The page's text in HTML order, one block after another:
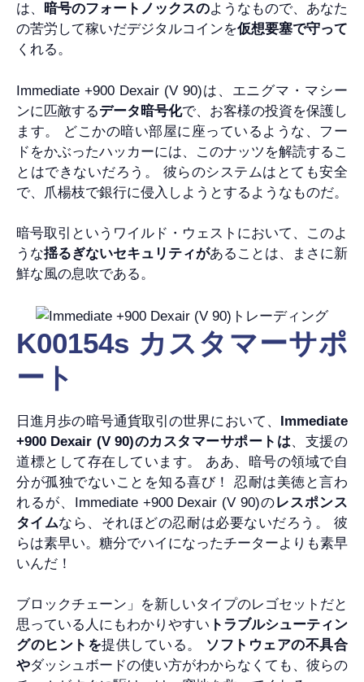
は、 暗号のフォートノックスのようなもので、あなた
の苦労して稼いだデジタルコインを仮想要塞で守って
くれる。
Immediate +900 Dexair (V 90)は、エニグマ・マシー
ンに匹敵するデータ暗号化で、お客様の投資を保護し
ます。 どこかの暗い部屋に座っているような、フー
ドをかぶったハッカーには、このナッツを解読するこ
とはできないだろう。 彼らのシステムはとても安全
で、爪楊枝で銀行に侵入しようとするようなものだ。
暗号取引というワイルド・ウェストにおいて、このよ
うな揺るぎないセキュリティがあることは、まさに新
鮮な風の息吹である。
K00154s カスタマーサポ
ート
日進月歩の暗号通貨取引の世界において、 Immediate
+900 Dexair (V 90)のカスタマーサポートは、支援の
道標として存在しています。 ああ、暗号の領域で自
分が孤独でないことを知る喜び！ 忍耐は美徳と言わ
れるが、Immediate +900 Dexair (V 90)のレスポンス
タイムなら、それほどの忍耐は必要ないだろう。 彼
らは素早い。糖分でハイになったチーターよりも素早
いんだ！
ブロックチェーン」を新しいタイプのレゴセットだと
思っている人にもわかりやすい トラブルシューティン
グのヒントを提供している。
ソフトウェアの不具合
やダッシュボードの使い方がわからなくても、彼らの